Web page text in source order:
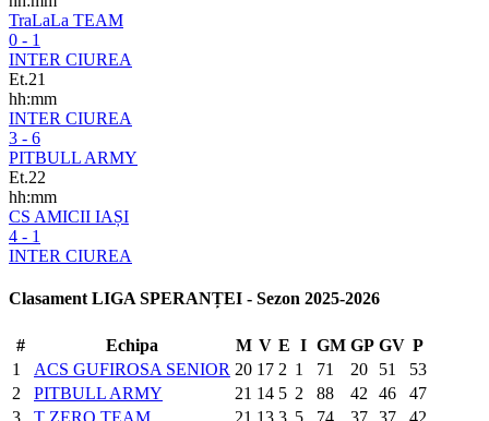
TraLaLa TEAM
0 - 1
INTER CIUREA
Et.21
hh:mm
INTER CIUREA
3 - 6
PITBULL ARMY
Et.22
hh:mm
CS AMICII IAȘI
4 - 1
INTER CIUREA
Clasament LIGA SPERANȚEI - Sezon 2025-2026
# Echipa M V E I GM GP GV P
1
ACS GUFIROSA SENIOR 20 17 2 1 71 20 51
53
2
PITBULL ARMY 21 14 5 2 88 42 46
47
3
T ZERO TEAM 21 13 3 5 74 37 37 42